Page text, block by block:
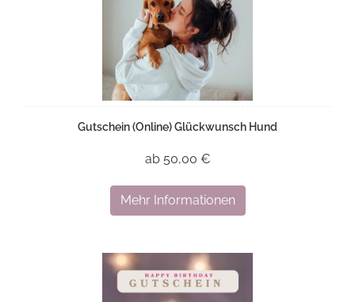
Gutschein (Online) Glückwunsch Hund
ab 50,00 €
Mehr Informationen